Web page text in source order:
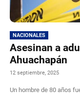
NACIONALES
Asesinan a
Ahuachapán
12 septiembre, 2025
Un hombre de 80 años